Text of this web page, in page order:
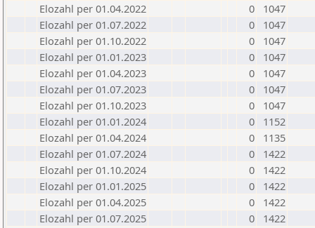
Elozahl per 01.04.2022
0
1047
Elozahl per 01.07.2022
0
1047
Elozahl per 01.10.2022
0
1047
Elozahl per 01.01.2023
0
1047
Elozahl per 01.04.2023
0
1047
Elozahl per 01.07.2023
0
1047
Elozahl per 01.10.2023
0
1047
Elozahl per 01.01.2024
0
1152
Elozahl per 01.04.2024
0
1135
Elozahl per 01.07.2024
0
1422
Elozahl per 01.10.2024
0
1422
Elozahl per 01.01.2025
0
1422
Elozahl per 01.04.2025
0
1422
Elozahl per 01.07.2025
0
1422